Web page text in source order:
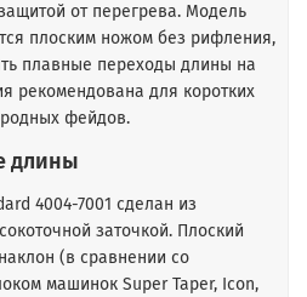
от перегрева. Модель
плоским ножом без рифления,
плавные переходы длины на
рекомендована для коротких
фейдов.
длины
4004-7001 сделан из
заточкой. Плоский
(в сравнении со
машинок Super Taper, Icon,